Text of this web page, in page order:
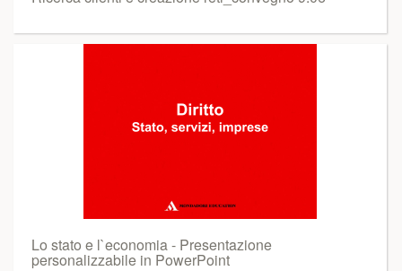
Lo stato e l`economia - Presentazione
personalizzabile in PowerPoint